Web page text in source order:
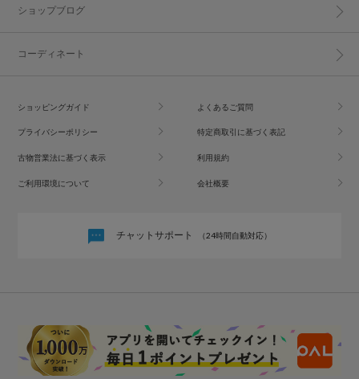
ショップブログ
コーディネート
ショッピングガイド よくあるご質問
プライバシーポリシー 特定商取引に基づく表記
古物営業法に基づく表示 利用規約
ご利用環境について 会社概要
チャットサポート （24時間自動対応）